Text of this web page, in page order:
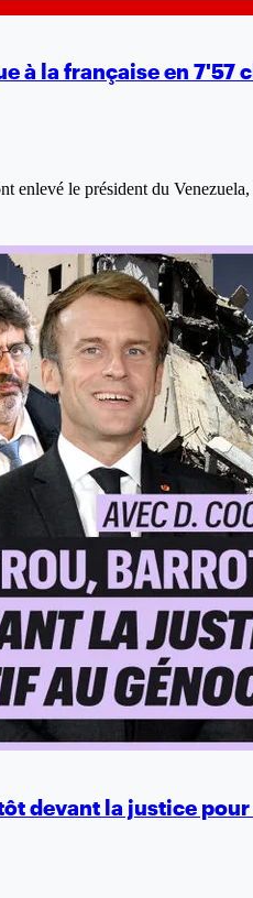
à la française en 7'57
enlevé le président du
devant la justice